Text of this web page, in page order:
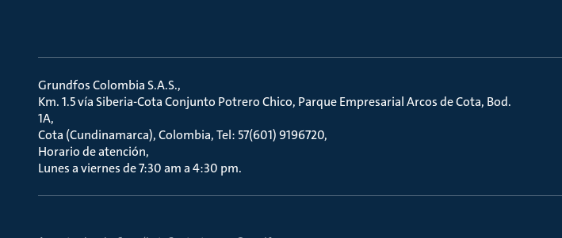
Grundfos Colombia S.A.S.
Km. 1.5 vía Siberia-Cota Conjunto Potrero Chico, Parque Empresarial Arcos de Cota, Bod.
1A
Cota (Cundinamarca), Colombia, Tel: 57(601) 9196720
Horario de atención
Lunes a viernes de 7:30 am a 4:30 pm.